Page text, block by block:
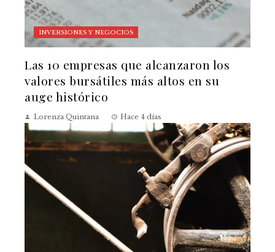
INVERSIONES Y NEGOCIOS
Las 10 empresas que alcanzaron los
valores bursátiles más altos en su
auge histórico
Lorenza Quintana Hace 4 días